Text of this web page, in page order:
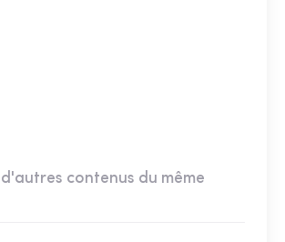
contenus du même